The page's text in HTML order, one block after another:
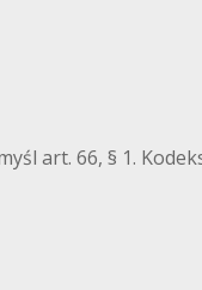
art. 66, § 1.